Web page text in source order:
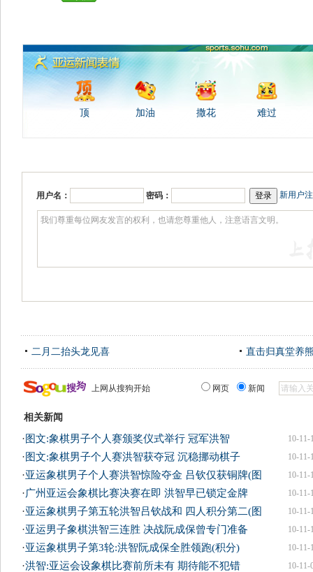
顶 加油 撒花 难过
用户名： 密码： 新用户
二月二抬头龙见喜 直击归真堂养
上网从搜狗开始 网页 新闻
相关新闻
10-11-
· 图文:象棋男子个人赛颁奖仪式举行 冠军洪智
10-11-
· 图文:象棋男子个人赛洪智获夺冠 沉稳挪动棋子
10-11-
·亚运象棋男子个人赛洪智惊险夺金 吕钦仅获铜牌(图
10-11-
·广州亚运会象棋比赛决赛在即 洪智早已锁定金牌
10-11-
·亚运象棋男子第五轮洪智吕钦战和 四人积分第二(图
10-11-
·亚运男子象棋洪智三连胜 决战阮成保曾专门准备
10-11-
·亚运象棋男子第3轮:洪智阮成保全胜领跑(积分)
10-11-
·洪智:亚运会设象棋比赛前所未有 期待能不犯错